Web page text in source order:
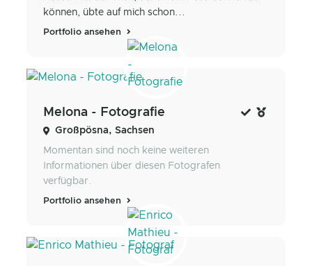
können, übte auf mich schon...
Portfolio ansehen
Melona - Fotografie
Großpösna, Sachsen
Momentan sind noch keine weiteren
Informationen über diesen Fotografen
verfügbar.
Portfolio ansehen